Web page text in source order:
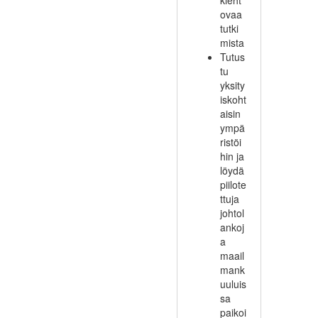
ovaa
tutki
mista
Tutus
tu
yksity
iskoht
aisin
ympä
ristöi
hin ja
löydä
piilote
ttuja
johtol
ankoj
a
maail
mank
uuluis
sa
paikoi